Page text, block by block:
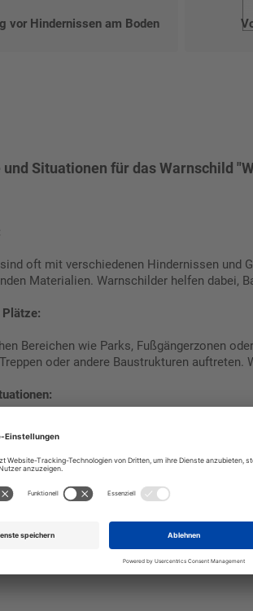
vor Hindernissen am Boden
Situationen für das Warnschild
oft mit verschiedenen Hindernissen und
Materialien. Warnschilder helfen dabei,
Bereichen wie Parks, Fußgängerzonen
oder andere Baustrukturen
im Straßenverkehr können Schilder
Hindernisse auftreten, wie zum Beispiel
oder anderen industriellen Umgebungen